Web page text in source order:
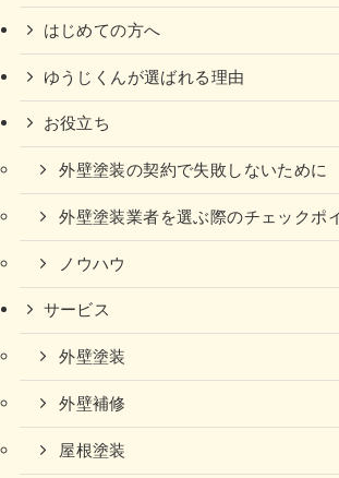
はじめての方へ
ゆうじくんが選ばれる理由
お役立ち
外壁塗装の契約で失敗しないために
外壁塗装業者を選ぶ際のチェックポ
ノウハウ
サービス
外壁塗装
外壁補修
屋根塗装